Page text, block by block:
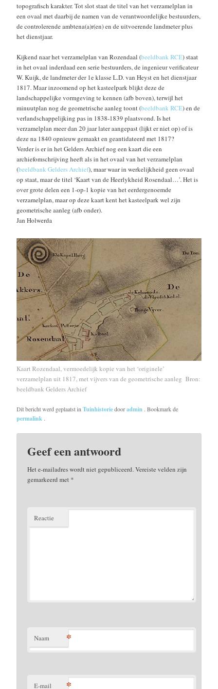
topografisch karakter. Tot slot staat de titel van het verzamelplan in
een ovaal met daarbij de namen van de verantwoordelijke bestuurders,
de controlerende ambtena(a)r(en) en de uitvoerende landmeter plus
het dienstjaar.
Kijkend naar het verzamelplan van Rozendaal (beeldbank RCE) staat
in het ovaal inderdaad een serie bestuurders, de ingenieur verificateur
W. Kuijk, de landmeter der 1e klasse L.D. van Heyst en het dienstjaar
1817. Maar inzoomend op het kasteelpark blijkt deze de
landschappelijke vormgeving te kennen (afb boven), terwijl het
minuutplan nog de geometrische aanleg toont (beeldbank RCE) en de
verlandschappelijking pas in 1838-1839 plaatsvond. Is het
verzamelplan meer dan 20 jaar later aangepast (lijkt er niet op) of is
deze na 1840 opnieuw gemaakt en geantidateerd met 1817?
Verder is er in het Gelders Archief nog een kaart die een
archiefomschrijving heeft als in het ovaal van het verzamelplan
(beeldbank Gelders Archief), maar waar in werkelijkheid geen ovaal
op staat, maar de titel ‘Kaart van de Heerlykheid Rosendaal…’. Het is
over grote delen een 1-op-1 kopie van het eerdergenoemde
verzamelplan, maar op deze kaart kent het kasteelpark wel zijn
geometrische aanleg (afb onder).
Jan Holwerda
Kaart Rozendaal, vermoedelijk kopie van het ‘originele’
verzamelplan uit 1817, met vijvers van de geometrische aanleg Bron:
beeldbank Gelders Archief
Dit bericht werd geplaatst inTuinhistoriedooradmin . Bookmark de
permalink .
Geef een antwoord
Het e-mailadres wordt niet gepubliceerd.Vereiste velden zijn
gemarkeerd met *
Reactie
Naam *
E-mail *